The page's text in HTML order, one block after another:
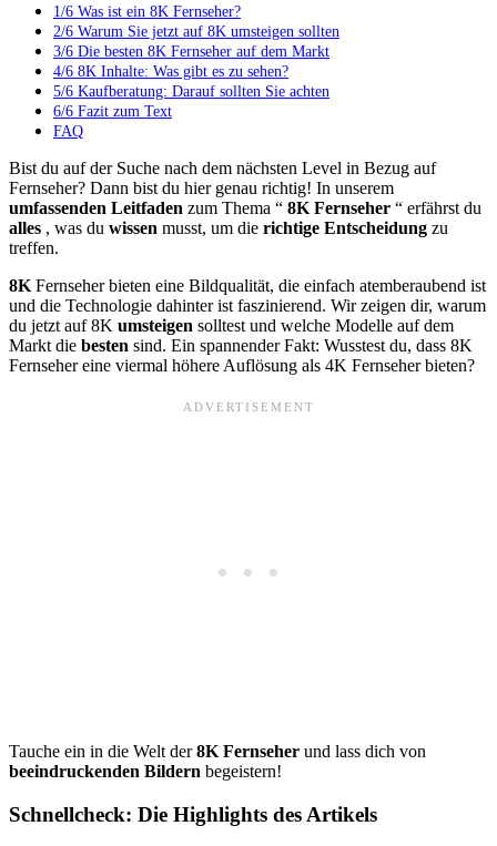
1/6 Was ist ein 8K Fernseher?
2/6 Warum Sie jetzt auf 8K umsteigen sollten
3/6 Die besten 8K Fernseher auf dem Markt
4/6 8K Inhalte: Was gibt es zu sehen?
5/6 Kaufberatung: Darauf sollten Sie achten
6/6 Fazit zum Text
FAQ
Bist du auf der Suche nach dem nächsten Level in Bezug auf
Fernseher? Dann bist du hier genau richtig! In unserem
umfassenden Leitfaden zum Thema “ 8K Fernseher “ erfährst du
alles , was du wissen musst, um die richtige Entscheidung zu
treffen.
8K Fernseher bieten eine Bildqualität, die einfach atemberaubend ist
und die Technologie dahinter ist faszinierend. Wir zeigen dir, warum
du jetzt auf 8K umsteigen solltest und welche Modelle auf dem
Markt die besten sind. Ein spannender Fakt: Wusstest du, dass 8K
Fernseher eine viermal höhere Auflösung als 4K Fernseher bieten?
Tauche ein in die Welt der8K Fernseher und lass dich von
beeindruckenden Bildern begeistern!
Schnellcheck: Die Highlights des Artikels